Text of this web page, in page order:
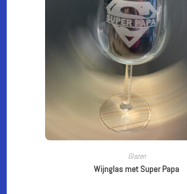
LEES VERDER
Glazen
Wijnglas met Super Papa